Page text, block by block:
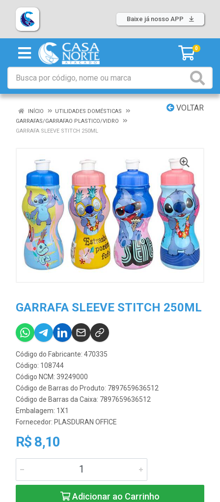
Baixe já nosso APP
0
VOLTAR
INÍCIO
UTILIDADES DOMÉSTICAS
GARRAFAS/GARRAFAO PLASTICO/VIDRO
GARRAFA SLEEVE STITCH 250ML
GARRAFA SLEEVE STITCH 250ML
Código do Fabricante: 470335
Código: 108744
Código NCM: 39249000
Código de Barras do Produto: 7897659636512
Código de Barras da Caixa: 7897659636512
Embalagem: 1X1
Fornecedor: PLASDURAN OFFICE
R$ 8,10
Adicionar ao Carrinho